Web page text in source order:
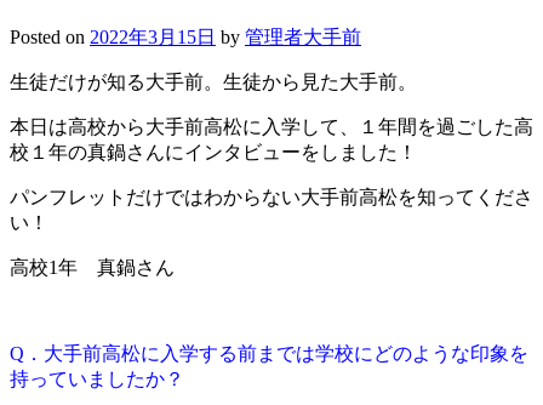
で
か？
Posted on 2022年3月15日 by 管理者大手前
生徒だけが知る大手前。生徒から見た大手前。
本日は高校から大手前高松に入学して、１年間を過ごした高
校１年の真鍋さんにインタビューをしました！
パンフレットだけではわからない大手前高松を知ってくださ
い！
高校1年 真鍋さん
Q．大手前高松に入学する前までは学校にどのような印象を
持っていましたか？